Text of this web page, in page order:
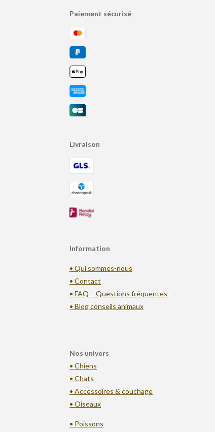
Paiement sécurisé
Livraison
Information
• Qui sommes-nous
• Contact
• FAQ – Questions fréquentes
• Blog conseils animaux
Nos univers
• Chiens
• Chats
• Accessoires & couchage
• Oiseaux
• Poissons